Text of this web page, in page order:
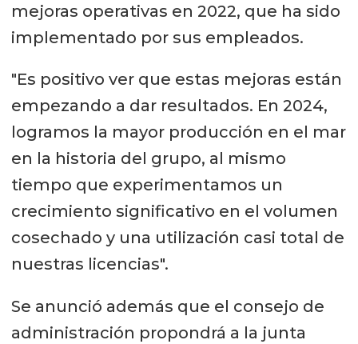
mejoras operativas en 2022, que ha sido
implementado por sus empleados.
"Es positivo ver que estas mejoras están
empezando a dar resultados. En 2024,
logramos la mayor producción en el mar
en la historia del grupo, al mismo
tiempo que experimentamos un
crecimiento significativo en el volumen
cosechado y una utilización casi total de
nuestras licencias".
Se anunció además que el consejo de
administración propondrá a la junta